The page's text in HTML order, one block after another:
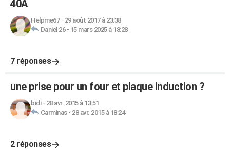
40A
Helpme67- 29 août 2017 à 23:38
Daniel 26- 15 mars 2025 à 18:28
7 réponses
une prise pour un four et plaque induction ?
bidi- 28 avr. 2015 à 13:51
Carminas- 28 avr. 2015 à 18:24
2 réponses